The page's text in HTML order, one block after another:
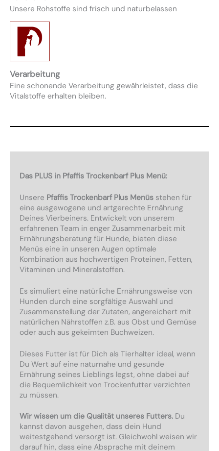
Unsere Rohstoffe sind frisch und naturbelassen
Verarbeitung
Eine schonende Verarbeitung gewährleistet, dass die
Vitalstoffe erhalten bleiben.
Das PLUS in Pfaffis Trockenbarf Plus Menü:
Unsere Pfaffis Trockenbarf Plus Menüs stehen für
eine ausgewogene und artgerechte Ernährung
Deines Vierbeiners. Entwickelt von unserem
erfahrenen Team in enger Zusammenarbeit mit
Ernährungsberatung für Hunde, bieten diese
Menüs eine in unseren Augen optimale
Kombination aus hochwertigen Proteinen, Fetten,
Vitaminen und Mineralstoffen.
Es simuliert eine natürliche Ernährungsweise von
Hunden durch eine sorgfältige Auswahl und
Zusammenstellung der Zutaten, angereichert mit
natürlichen Nährstoffen z.B. aus Obst und Gemüse
oder auch aus gekeimten Buchweizen.
Dieses Futter ist für Dich als Tierhalter ideal, wenn
Du Wert auf eine naturnahe und gesunde
Ernährung seines Lieblings legst, ohne dabei auf
die Bequemlichkeit von Trockenfutter verzichten
zu müssen.
Wir wissen um die Qualität unseres Futters. Du
kannst davon ausgehen, dass dein Hund
weitestgehend versorgt ist. Gleichwohl weisen wir
darauf hin, dass eine Absprache mit deinem